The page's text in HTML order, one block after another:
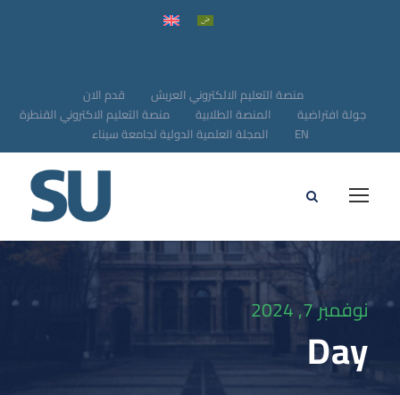
قدم الان
منصة التعليم الالكتروني العريش
منصة التعليم الاكتروني القنطرة
المنصة الطلابية
جولة افتراضية
المجلة العلمية الدولية لجامعة سيناء
EN
نوفمبر 7, 2024
Day